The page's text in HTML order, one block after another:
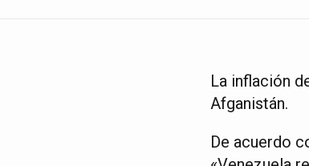
La inflación
Afganistán.
De acuerdo